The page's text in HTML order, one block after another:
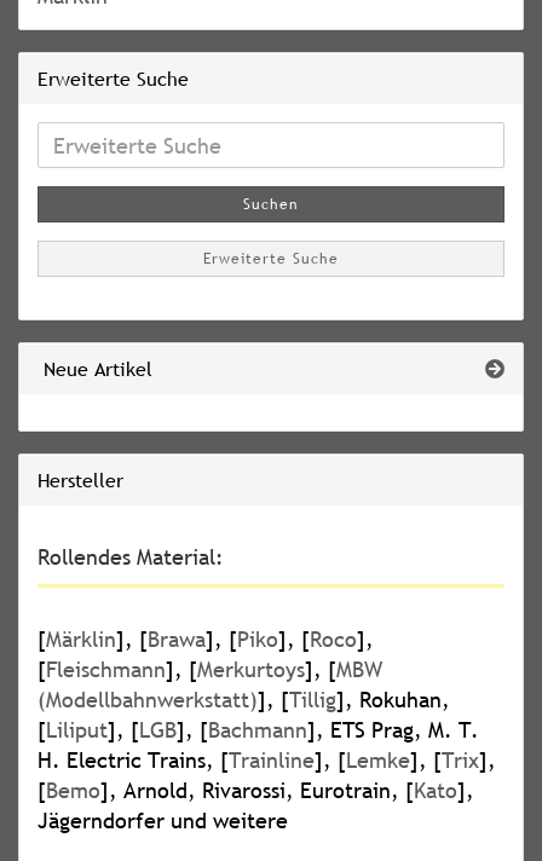
Erweiterte Suche
Erweiterte
Suche
Suchen
Erweiterte Suche
Neue Artikel
Hersteller
Rollendes Material:
[Märklin], [Brawa], [Piko], [Roco],
[Fleischmann], [Merkurtoys], [MBW
(Modellbahnwerkstatt)], [Tillig], Rokuhan,
[Liliput], [LGB], [Bachmann], ETS Prag, M. T.
H. Electric Trains, [Trainline], [Lemke], [Trix],
[Bemo], Arnold, Rivarossi, Eurotrain, [Kato],
Jägerndorfer und weitere